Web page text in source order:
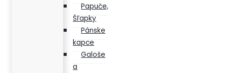
Papuče,
Šľapky
Pánske
kapce
Galoše
a